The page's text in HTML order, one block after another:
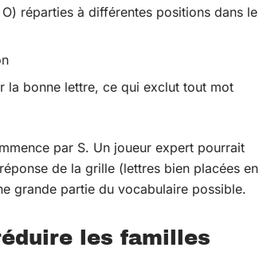
réparties à différentes positions dans le
la bonne lettre, ce qui exclut tout mot
par S. Un joueur expert pourrait
de la grille (lettres bien placées en
grande partie du vocabulaire possible.
les familles